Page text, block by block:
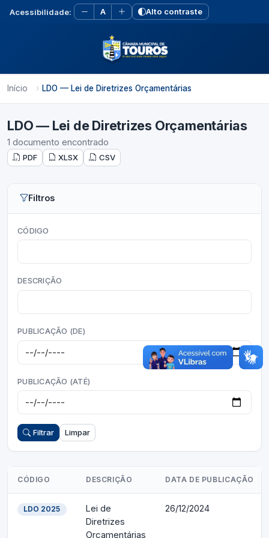
Acessibilidade: A Alto contraste
Início LDO — Lei de Diretrizes Orçamentárias
LDO — Lei de Diretrizes Orçamentárias
1 documento encontrado
PDF XLSX CSV
Filtros
CÓDIGO
DESCRIÇÃO
PUBLICAÇÃO (DE)
PUBLICAÇÃO (ATÉ)
Filtrar Limpar
CÓDIGO DESCRIÇÃO DATA DE PUBLICAÇÃO
LDO 2025
Lei de
Diretrizes
Orçamentárias
26/12/2024